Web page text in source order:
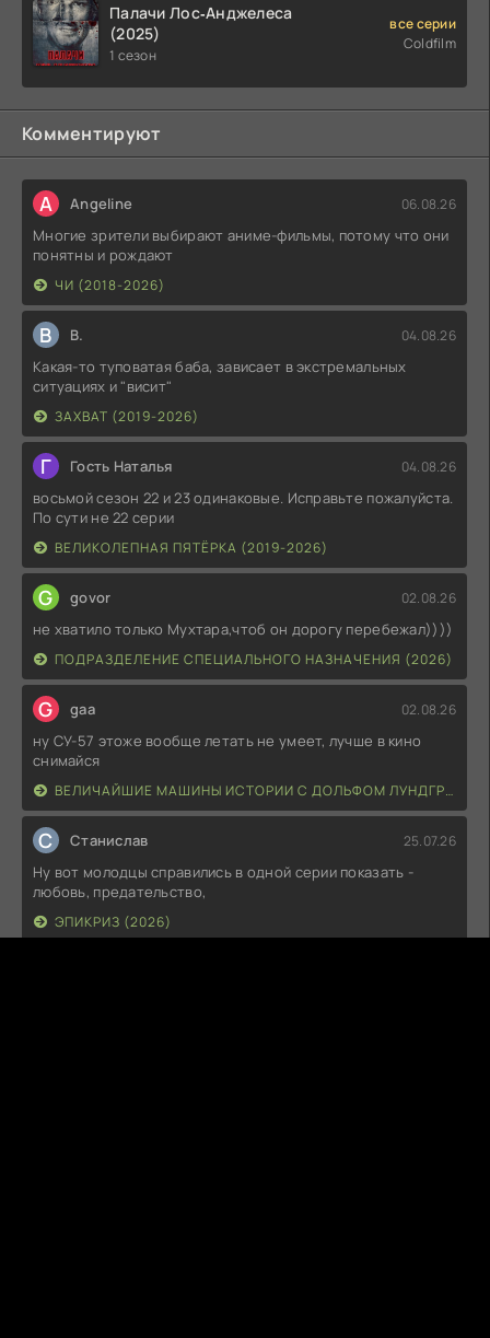
Палачи Лос‑Анджелеса
(2025)
1 сезон
все серии
Coldfilm
Комментируют
A Angeline 06.08.26
Многие зрители выбирают аниме-фильмы, потому что они
понятны и рождают
ЧИ (2018-2026)
В В. 04.08.26
Какая-то туповатая баба, зависает в экстремальных
ситуациях и "висит"
ЗАХВАТ (2019-2026)
Г Гость Наталья 04.08.26
восьмой сезон 22 и 23 одинаковые. Исправьте пожалуйста.
По сути не 22 серии
ВЕЛИКОЛЕПНАЯ ПЯТЁРКА (2019-2026)
G govor 02.08.26
не хватило только Мухтара,чтоб он дорогу перебежал))))
ПОДРАЗДЕЛЕНИЕ СПЕЦИАЛЬНОГО НАЗНАЧЕНИЯ (2026)
G gaa 02.08.26
ну СУ-57 этоже вообще летать не умеет, лучше в кино
снимайся
ВЕЛИЧАЙШИЕ МАШИНЫ ИСТОРИИ С ДОЛЬФОМ ЛУНДГРЕНОМ (2026)
С Станислав 25.07.26
Ну вот молодцы справились в одной серии показать -
любовь, предательство,
ЭПИКРИЗ (2026)